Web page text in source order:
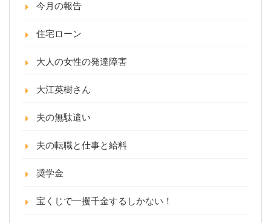
今月の報告
住宅ローン
大人の女性の発達障害
大江英樹さん
夫の無駄遣い
夫の転職と仕事と給料
奨学金
宝くじで一攫千金するしかない！